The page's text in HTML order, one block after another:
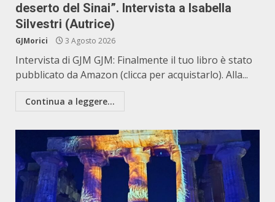
deserto del Sinai”. Intervista a Isabella
Silvestri (Autrice)
GJMorici 3 Agosto 2026
Intervista di GJM GJM: Finalmente il tuo libro è stato
pubblicato da Amazon (clicca per acquistarlo). Alla...
Continua a leggere...